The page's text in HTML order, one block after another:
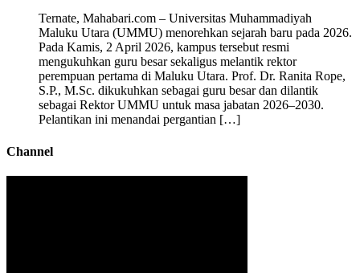
Ternate, Mahabari.com – Universitas Muhammadiyah
Maluku Utara (UMMU) menorehkan sejarah baru pada 2026.
Pada Kamis, 2 April 2026, kampus tersebut resmi
mengukuhkan guru besar sekaligus melantik rektor
perempuan pertama di Maluku Utara. Prof. Dr. Ranita Rope,
S.P., M.Sc. dikukuhkan sebagai guru besar dan dilantik
sebagai Rektor UMMU untuk masa jabatan 2026–2030.
Pelantikan ini menandai pergantian […]
Channel